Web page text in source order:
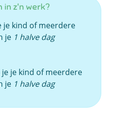
in z'n werk?
je kind of meerdere
je 1 halve dag
je je kind of meerdere
je 1 halve dag